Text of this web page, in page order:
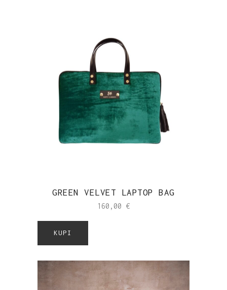
GREEN VELVET LAPTOP BAG
160,00 €
KUPI